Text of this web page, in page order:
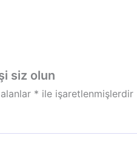
siz olun
* ile işaretlenmişlerdir